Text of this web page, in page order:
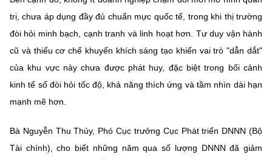
BỘ KHOA HỌC VÀ CÔNG NGHỆ
MINISTRY OF SCIENCE AND TECHNOLOGY
Điều khoản sử dụng Theo dõi MST: Góp ý
Cơ quan chủ quản: Bộ Khoa học và Công nghệ (MST)
Chịu trách nhiệm nội dung: Nguyễn Thị Hải Hằng
trị, chưa áp dụng đầy đủ chuẩn mực quốc tế, trong khi thị trường
đòi hỏi minh bạch, cạnh tranh và linh hoạt hơn. Tư duy vận hành
cũ và thiếu cơ chế khuyến khích sáng tạo khiến vai trò "dẫn dắt"
của khu vực này chưa được phát huy, đặc biệt trong bối cảnh
kinh tế số đòi hỏi tốc độ, khả năng thích ứng và tầm nhìn dài hạn
mạnh mẽ hơn.
Bà Nguyễn Thu Thủy, Phó Cục trưởng Cục Phát triển DNNN (Bộ
Tài chính), cho biết những năm qua số lượng DNNN đã giảm